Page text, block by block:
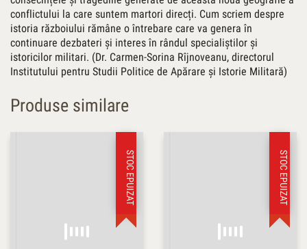
conflictului la care suntem martori direcți. Cum scriem despre
istoria războiului rămâne o întrebare care va genera în
continuare dezbateri și interes în rândul specialiștilor și
istoricilor militari. (Dr. Carmen-Sorina Rîjnoveanu, directorul
Institutului pentru Studii Politice de Apărare și Istorie Militară)
Produse similare
STOC EPUIZAT STOC EPUIZAT